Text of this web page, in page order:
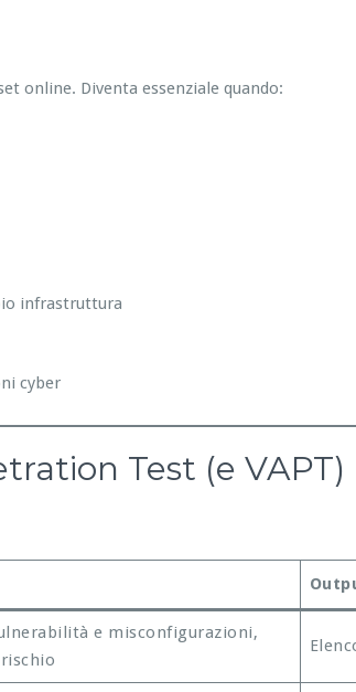
online. Diventa essenziale quando:
infrastruttura
cyber
Test (e VAPT)
e misconfigurazioni,